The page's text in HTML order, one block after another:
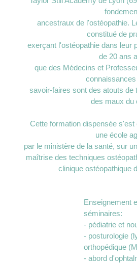
ancestraux de l'ostéopathie.
constitué de
exerçant l'ostéopathie dans leur
de 20 ans
que des Médecins et
savoir-faires sont des atouts de
des maux du
Cette formation dispensée
une école
par le ministère de la santé, sur
maîtrise des techniques
clinique ostéopathique
Enseignement
séminaires:
- pédiatrie et
- posturologie
orthopédique
- abord